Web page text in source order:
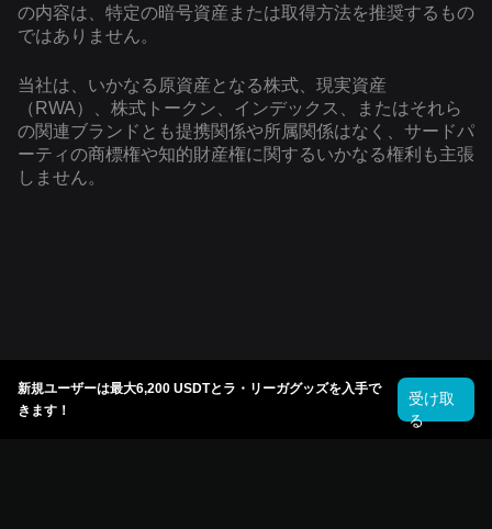
の内容は、特定の暗号資産または取得方法を推奨するもの
ではありません。
当社は、いかなる原資産となる株式、現実資産
（RWA）、株式トークン、インデックス、またはそれら
の関連ブランドとも提携関係や所属関係はなく、サードパ
ーティの商標権や知的財産権に関するいかなる権利も主張
しません。
新規ユーザーは最大6,200 USDTとラ・リーガグッズを入手で
きます！
受け取
る